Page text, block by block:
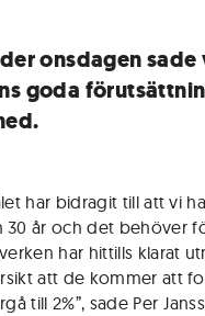
onsdagen sade
goda
har bidragit till att vi
30 år och det behöver
har hittills klarat
att de kommer att
till 2%”, sade Per